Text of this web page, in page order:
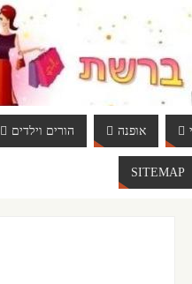
אופנה הורים וילדים
SITEMAP